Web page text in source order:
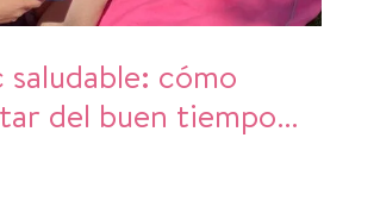
saludable: cómo
del buen tiempo